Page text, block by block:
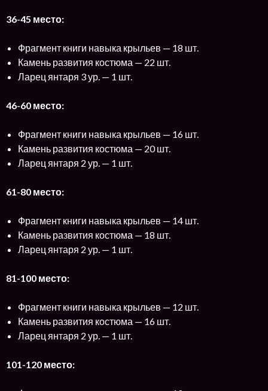
36-45 место:
Фрагмент книги навыка крыльев — 18 шт.
Камень развития костюма — 22 шт.
Ларец янтаря 3 ур. — 1 шт.
46-60 место:
Фрагмент книги навыка крыльев — 16 шт.
Камень развития костюма — 20 шт.
Ларец янтаря 2 ур. — 1 шт.
61-80 место:
Фрагмент книги навыка крыльев — 14 шт.
Камень развития костюма — 18 шт.
Ларец янтаря 2 ур. — 1 шт.
81-100 место:
Фрагмент книги навыка крыльев — 12 шт.
Камень развития костюма — 16 шт.
Ларец янтаря 2 ур. — 1 шт.
101-120 место: